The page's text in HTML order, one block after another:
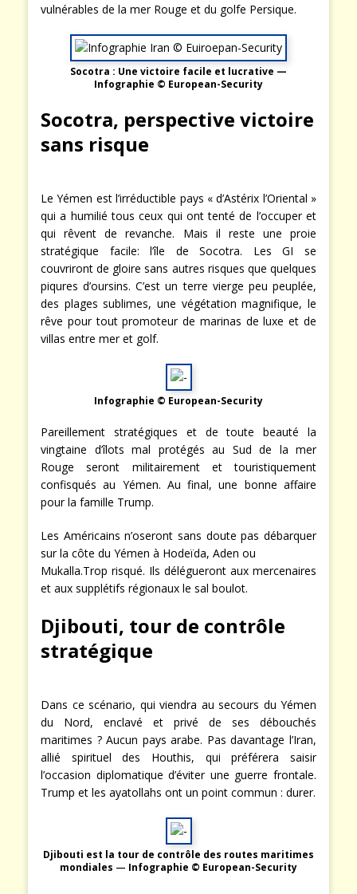
vulnérables de la mer Rouge et du golfe Persique.
Socotra : Une victoire facile et lucrative —
Infographie © European-Security
Socotra, perspective victoire
sans risque
Le Yémen est l’irréductible pays « d’Astérix l’Oriental »
qui a humilié tous ceux qui ont tenté de l’occuper et
qui rêvent de revanche. Mais il reste une proie
stratégique facile: l’île de Socotra. Les GI se
couvriront de gloire sans autres risques que quelques
piqures d’oursins. C’est un terre vierge peu peuplée,
des plages sublimes, une végétation magnifique, le
rêve pour tout promoteur de marinas de luxe et de
villas entre mer et golf.
Infographie © European-Security
Pareillement stratégiques et de toute beauté la
vingtaine d’îlots mal protégés au Sud de la mer
Rouge seront militairement et touristiquement
confisqués au Yémen. Au final, une bonne affaire
pour la famille Trump.
Les Américains n’oseront sans doute pas débarquer
sur la côte du Yémen à Hodeïda, Aden ou
Mukalla.Trop risqué. Ils délégueront aux mercenaires
et aux supplétifs régionaux le sal boulot.
Djibouti, tour de contrôle
stratégique
Dans ce scénario, qui viendra au secours du Yémen
du Nord, enclavé et privé de ses débouchés
maritimes ? Aucun pays arabe. Pas davantage l’Iran,
allié spirituel des Houthis, qui préférera saisir
l’occasion diplomatique d’éviter une guerre frontale.
Trump et les ayatollahs ont un point commun : durer.
Djibouti est la tour de contrôle des routes maritimes
mondiales — Infographie © European-Security